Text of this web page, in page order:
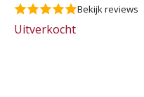
Bekijk reviews
Uitverkocht